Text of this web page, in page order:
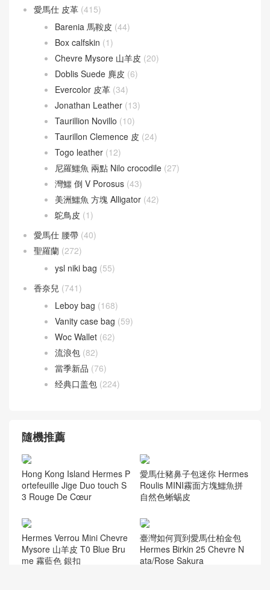
愛馬仕 皮革 (415)
Barenia 馬鞍皮 (44)
Box calfskin (1)
Chevre Mysore 山羊皮 (20)
Doblis Suede 麂皮 (6)
Evercolor 皮革 (34)
Jonathan Leather (13)
Taurillion Novillo (10)
Taurillon Clemence 皮 (24)
Togo leather (12)
尼羅鱷魚 兩點 Nilo crocodile (27)
灣鱷 倒 V Porosus (43)
美洲鱷魚 方塊 Alligator (42)
鴕鳥皮 (1)
愛馬仕 腰帶 (40)
聖羅蘭 (272)
ysl niki bag (55)
香奈兒 (741)
Leboy bag (168)
Vanity case bag (59)
Woc Wallet (62)
流浪包 (82)
當季新品 (76)
经典口盖包 (224)
隨機推薦
Hong Kong Island Hermes P
ortefeuille Jige Duo touch S
3 Rouge De Cœur
愛馬仕豬鼻子包迷你 Hermes
Roulis MINI霧面方塊鱷魚拼
自然色蜥蜴皮
Hermes Verrou Mini Chevre
Mysore 山羊皮 T0 Blue Bru
me 霧藍色 銀扣
臺灣如何買到愛馬仕柏金包
Hermes Birkin 25 Chevre N
ata/Rose Sakura